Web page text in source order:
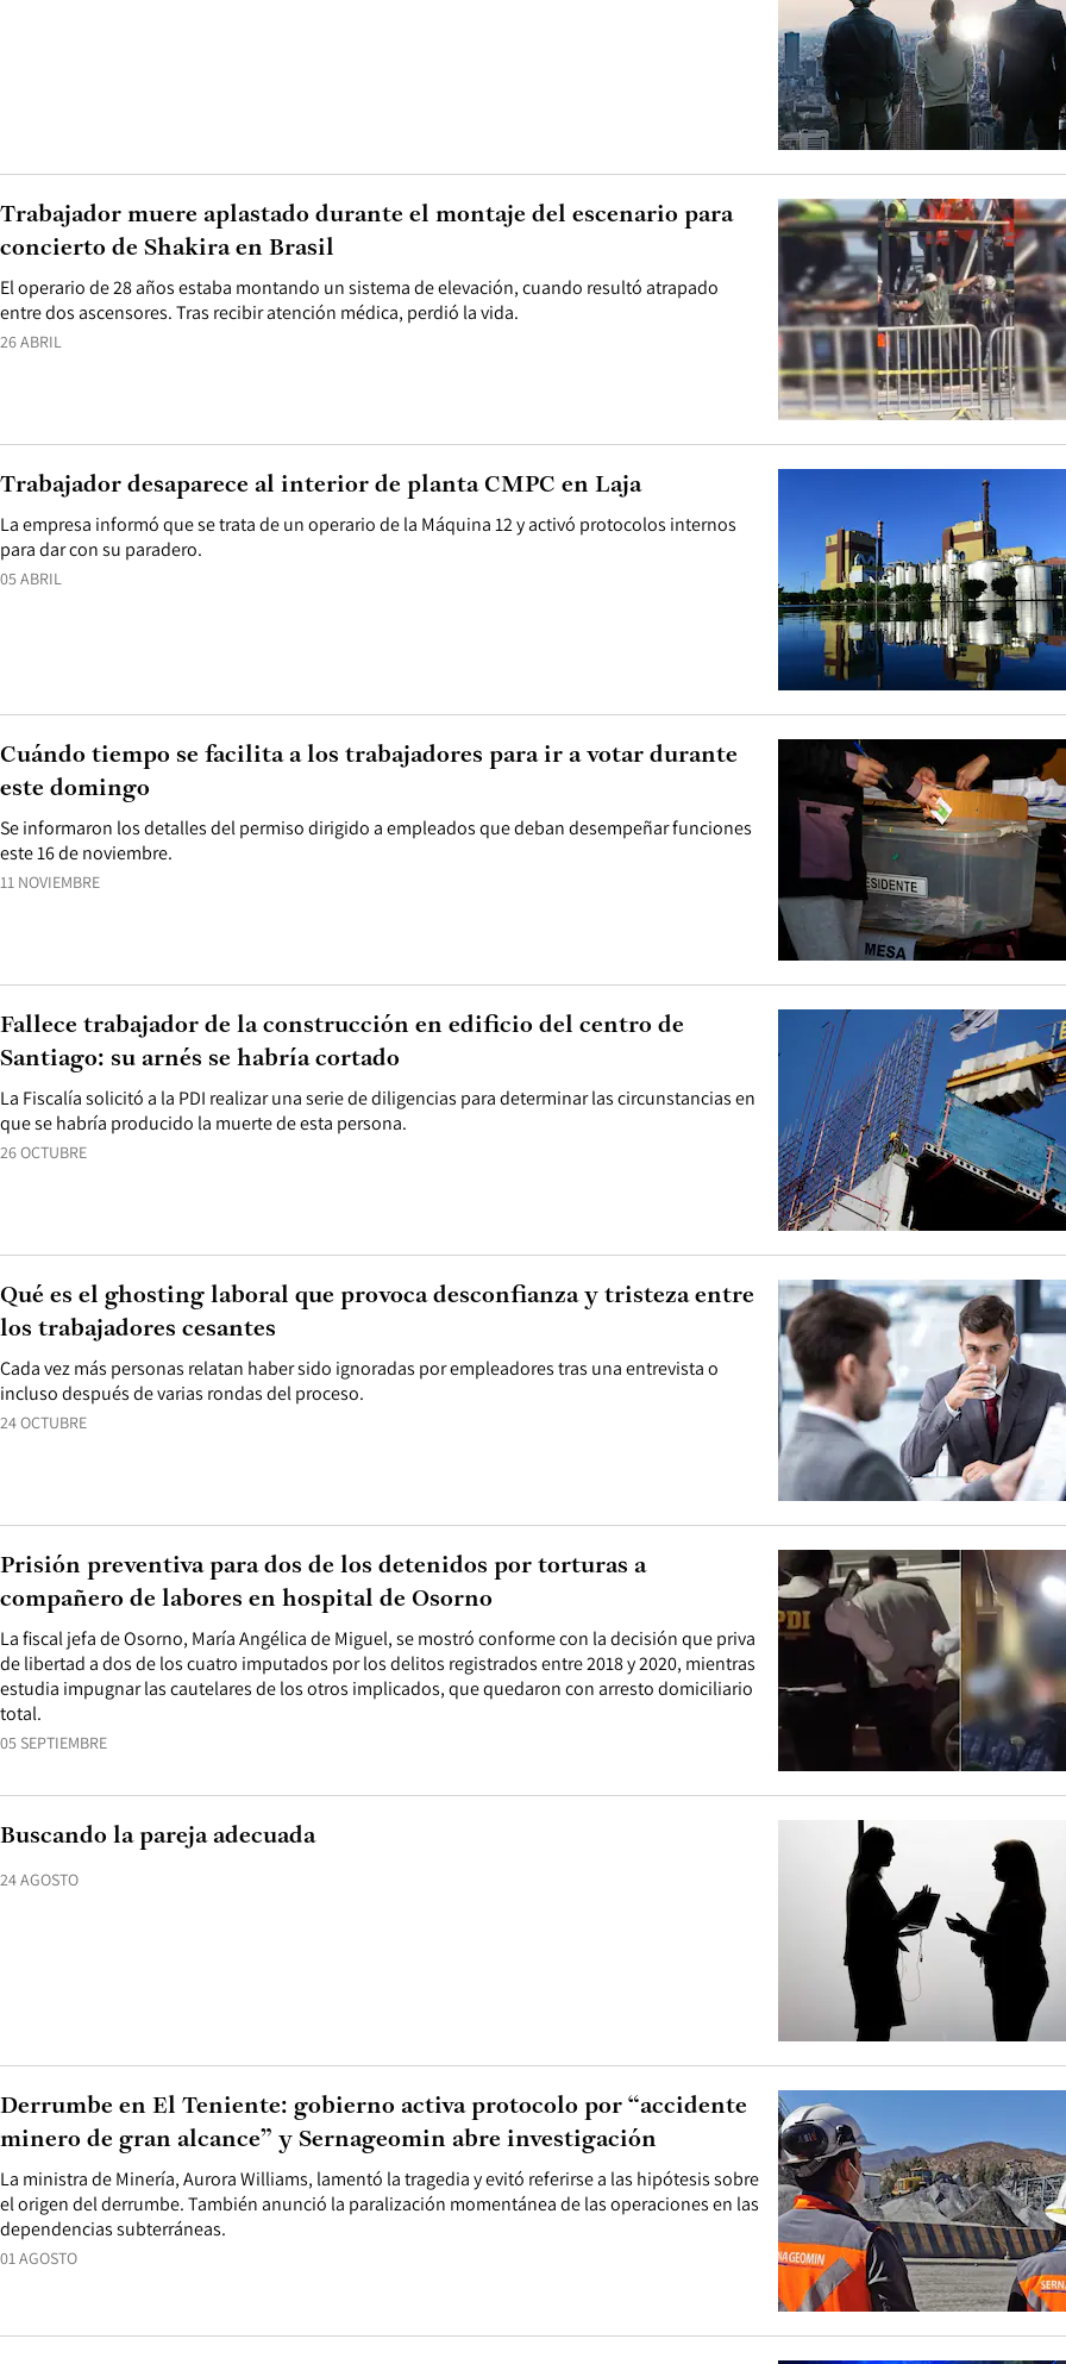
26 ABRIL
El operario de 28 años estaba montando un sistema de elevación, cuando resultó atrapado
entre dos ascensores. Tras recibir atención médica, perdió la vida.
Trabajador muere aplastado durante el montaje del escenario para
concierto de Shakira en Brasil
05 ABRIL
La empresa informó que se trata de un operario de la Máquina 12 y activó protocolos internos
para dar con su paradero.
Trabajador desaparece al interior de planta CMPC en Laja
11 NOVIEMBRE
Se informaron los detalles del permiso dirigido a empleados que deban desempeñar funciones
este 16 de noviembre.
Cuándo tiempo se facilita a los trabajadores para ir a votar durante
este domingo
26 OCTUBRE
La Fiscalía solicitó a la PDI realizar una serie de diligencias para determinar las circunstancias en
que se habría producido la muerte de esta persona.
Fallece trabajador de la construcción en edificio del centro de
Santiago: su arnés se habría cortado
24 OCTUBRE
Cada vez más personas relatan haber sido ignoradas por empleadores tras una entrevista o
incluso después de varias rondas del proceso.
Qué es el ghosting laboral que provoca desconfianza y tristeza entre
los trabajadores cesantes
05 SEPTIEMBRE
La fiscal jefa de Osorno, María Angélica de Miguel, se mostró conforme con la decisión que priva
de libertad a dos de los cuatro imputados por los delitos registrados entre 2018 y 2020, mientras
estudia impugnar las cautelares de los otros implicados, que quedaron con arresto domiciliario
total.
Prisión preventiva para dos de los detenidos por torturas a
compañero de labores en hospital de Osorno
24 AGOSTO
Buscando la pareja adecuada
01 AGOSTO
La ministra de Minería, Aurora Williams, lamentó la tragedia y evitó referirse a las hipótesis sobre
el origen del derrumbe. También anunció la paralización momentánea de las operaciones en las
dependencias subterráneas.
Derrumbe en El Teniente: gobierno activa protocolo por “accidente
minero de gran alcance” y Sernageomin abre investigación